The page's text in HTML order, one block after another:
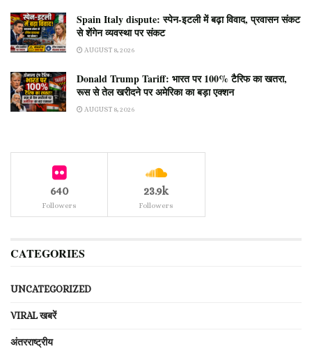
Spain Italy dispute: स्पेन-इटली में बढ़ा विवाद, प्रवासन संकट
से शेंगेन व्यवस्था पर संकट
AUGUST 8, 2026
Donald Trump Tariff: भारत पर 100% टैरिफ का खतरा,
रूस से तेल खरीदने पर अमेरिका का बड़ा एक्शन
AUGUST 8, 2026
640
Followers
23.9k
Followers
CATEGORIES
UNCATEGORIZED
VIRAL खबरें
अंतरराष्ट्रीय